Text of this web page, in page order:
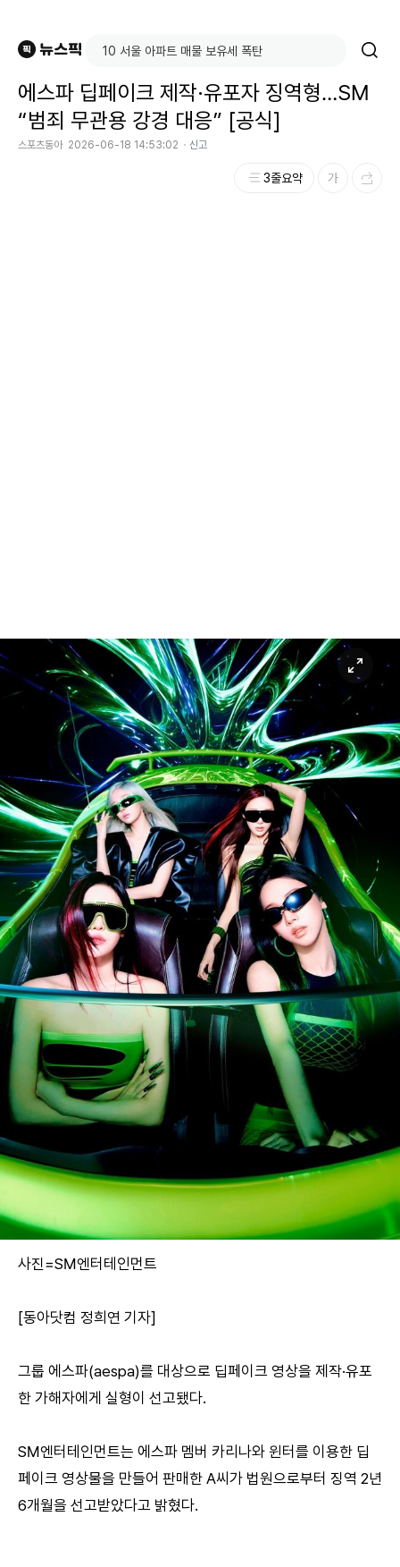
에스파 딥페이크 제작·유포자 징역형…SM
“범죄 무관용 강경 대응” [공식]
스포츠동아 2026-06-18 14:53:02 신고
3줄요약
사진=SM엔터테인먼트
[동아닷컴 정희연 기자]
그룹 에스파(aespa)를 대상으로 딥페이크 영상을 제작·유포
한 가해자에게 실형이 선고됐다.
SM엔터테인먼트는 에스파 멤버 카리나와 윈터를 이용한 딥
페이크 영상물을 만들어 판매한 A씨가 법원으로부터 징역 2년
6개월을 선고받았다고 밝혔다.